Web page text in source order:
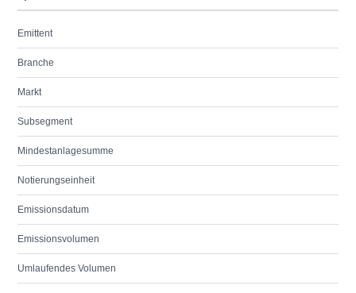
Emittent
Branche
Markt
Subsegment
Mindestanlagesumme
Notierungseinheit
Emissionsdatum
Emissionsvolumen
Umlaufendes Volumen